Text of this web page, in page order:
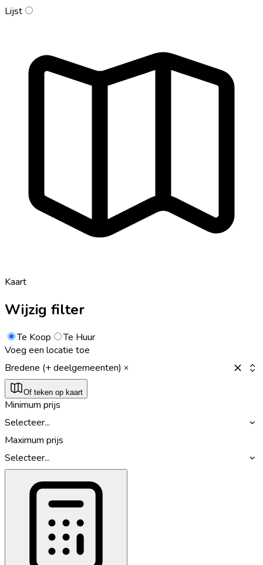
Lijst
Kaart
Wijzig filter
Te Koop
Te Huur
Voeg een locatie toe
Bredene (+ deelgemeenten)
Of teken op kaart
Minimum prijs
Selecteer...
Maximum prijs
Selecteer...